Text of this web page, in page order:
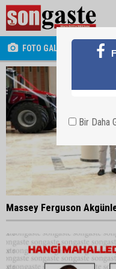
FOTO GALERİ
Massey Ferguson
Bir Daha